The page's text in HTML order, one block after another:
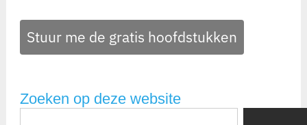
Stuur me de gratis hoofdstukken
Zoeken op deze website